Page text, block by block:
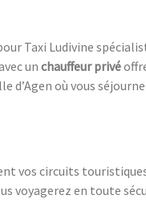
Taxi Ludivine
un chauffeur privé
d’Agen où vous
vos circuits
voyagerez en toute